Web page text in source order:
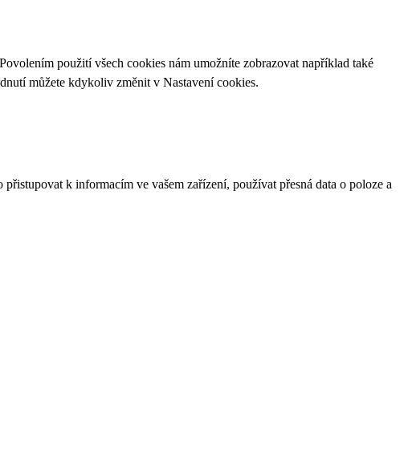
použití všech cookies nám umožníte zobrazovat například také
můžete kdykoliv změnit v Nastavení cookies.
k informacím ve vašem zařízení, používat přesná data o poloze a